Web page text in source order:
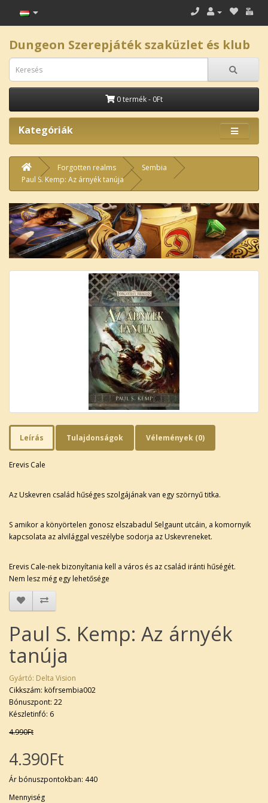
Dungeon Szerepjáték szaküzlet és klub
0 termék - 0Ft
Kategóriák
Forgotten realms
Sembia
Paul S. Kemp: Az árnyék tanúja
Leírás Tulajdonságok Vélemények (0)
Erevis Cale
Az Uskevren család hűséges szolgájának van egy szörnyű titka.
S amikor a könyörtelen gonosz elszabadul Selgaunt utcáin, a komornyik
kapcsolata az alvilággal veszélybe sodorja az Uskevreneket.
Erevis Cale-nek bizonyítania kell a város és az család iránti hűségét.
Nem lesz még egy lehetősége
Paul S. Kemp: Az árnyék
tanúja
Gyártó: Delta Vision
Cikkszám: köfrsembia002
Bónuszpont: 22
Készletinfó: 6
4.990Ft
4.390Ft
Ár bónuszpontokban: 440
Mennyiség